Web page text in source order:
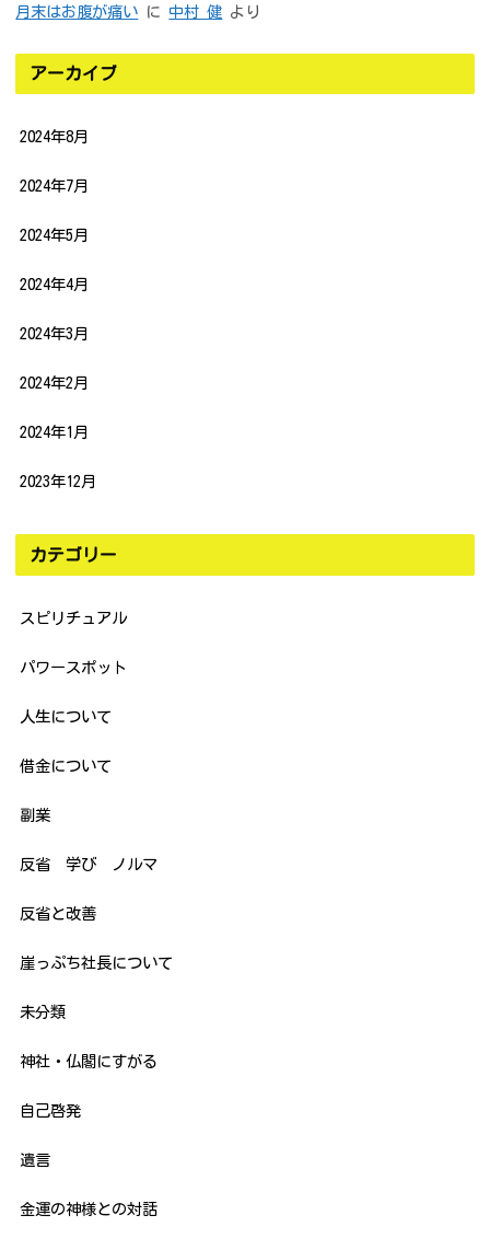
月末はお腹が痛い に 中村 健 より
アーカイブ
2024年8月
2024年7月
2024年5月
2024年4月
2024年3月
2024年2月
2024年1月
2023年12月
カテゴリー
スピリチュアル
パワースポット
人生について
借金について
副業
反省 学び ノルマ
反省と改善
崖っぷち社長について
未分類
神社・仏閣にすがる
自己啓発
遺言
金運の神様との対話